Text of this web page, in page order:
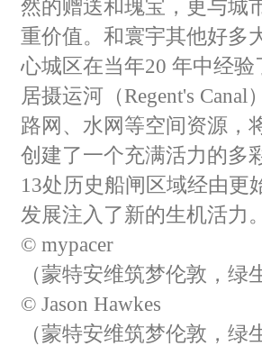
然的赠送和瑰宝，更与城
重价值。和寰宇其他好多
心城区在当年20 年中经
居摄运河（Regent's
路网、水网等空间资源，
创建了一个充满活力的多
13处历史船闸区域经由更
发展注入了新的生机活力
© mypacer
（蒙特安维筑梦伦敦，绿
© Jason Hawkes
（蒙特安维筑梦伦敦，绿